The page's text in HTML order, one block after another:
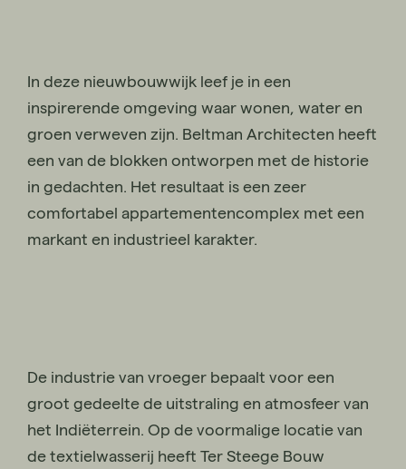
In deze nieuwbouwwijk leef je in een
inspirerende omgeving waar wonen, water en
groen verweven zijn. Beltman Architecten heeft
een van de blokken ontworpen met de historie
in gedachten. Het resultaat is een zeer
comfortabel appartementencomplex met een
markant en industrieel karakter.
De industrie van vroeger bepaalt voor een
groot gedeelte de uitstraling en atmosfeer van
het Indiëterrein. Op de voormalige locatie van
de textielwasserij heeft Ter Steege Bouw